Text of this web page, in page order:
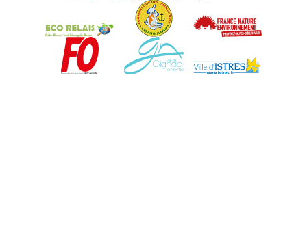
Eco-Relais Côte BleueEtang marin
Force Ouvrière Gignac-la-Nerthe